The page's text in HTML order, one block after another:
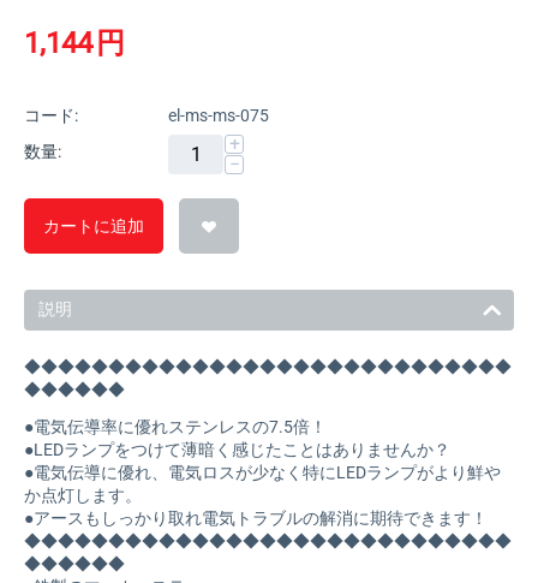
1,144 円
コード:
el-ms-ms-075
数量:
+
−
カートに追加
説明
◆◆◆◆◆◆◆◆◆◆◆◆◆◆◆◆◆◆◆◆◆◆◆◆◆◆◆◆◆
◆◆◆◆◆◆
●電気伝導率に優れステンレスの7.5倍！
●LEDランプをつけて薄暗く感じたことはありませんか？
●電気伝導に優れ、電気ロスが少なく特にLEDランプがより鮮や
か点灯します。
●アースもしっかり取れ電気トラブルの解消に期待できます！
◆◆◆◆◆◆◆◆◆◆◆◆◆◆◆◆◆◆◆◆◆◆◆◆◆◆◆◆◆
◆◆◆◆◆◆